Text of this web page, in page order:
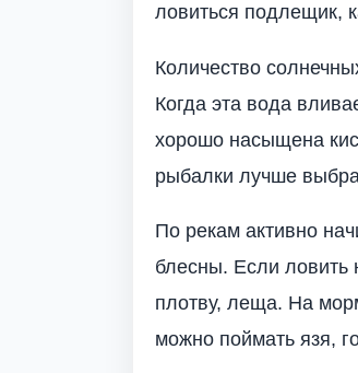
ловиться подлещик,
Количество
Когда эта вода
хорошо насыщена
рыбалки лучше
По рекам активно
блесны. Если
плотву, леща. На
можно поймать язя,